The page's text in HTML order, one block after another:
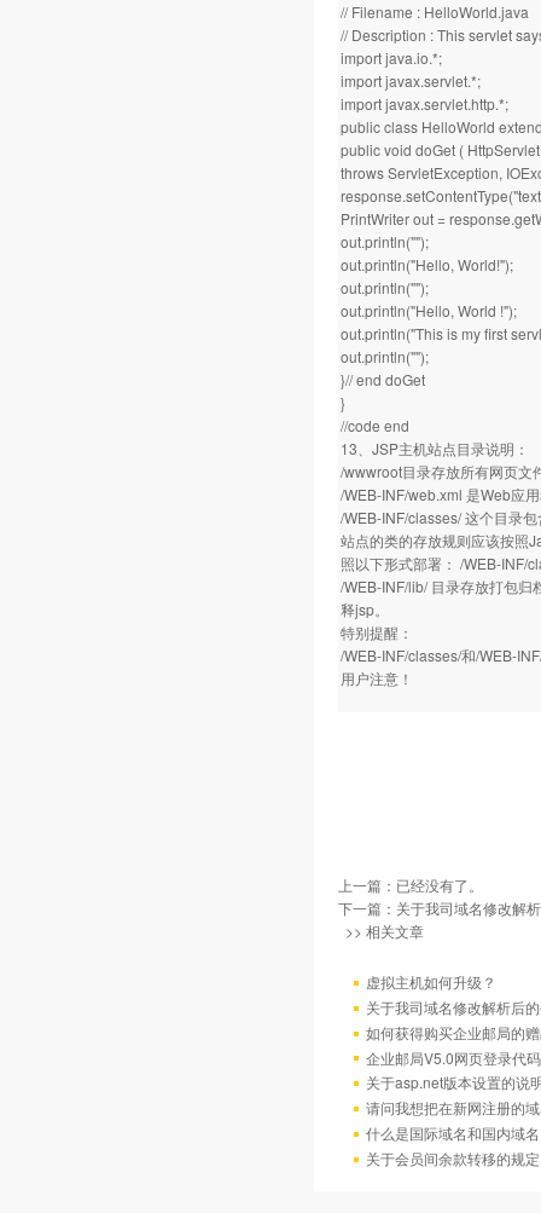
// Filename : HelloWorld.java
// Description : This servlet
import java.io.*;
import javax.servlet.*;
import javax.servlet.http.*;
public class HelloWorld
public void doGet (
throws ServletException,
PrintWriter out =
out.println("");
out.println("Hello, World!");
out.println("");
out.println("Hello, World !");
out.println("This is my first
out.println("");
}// end doGet
}
//code end
13、JSP主机站点目录说明：
/wwwroot目录存放所有网页文
/WEB-INF/web.xml 是Web应
/WEB-INF/classes/ 这个目录
站点的类的存放规则应该按照
照以下形式部署： /WEB-INF/
/WEB-INF/lib/ 目录存放打包
释jsp。
特别提醒：
/WEB-INF/classes/和/WEB-
用户注意！
上一篇：已经没有了。
下一篇： 关于我司域名修改解
>> 相关文章
虚拟主机如何升级？
关于我司域名修改解析后
如何获得购买企业邮局的
企业邮局V5.0网页登录代码
关于asp.net版本设置的说
请问我想把在新网注册的
什么是国际域名和国内域
关于会员间余款转移的规定